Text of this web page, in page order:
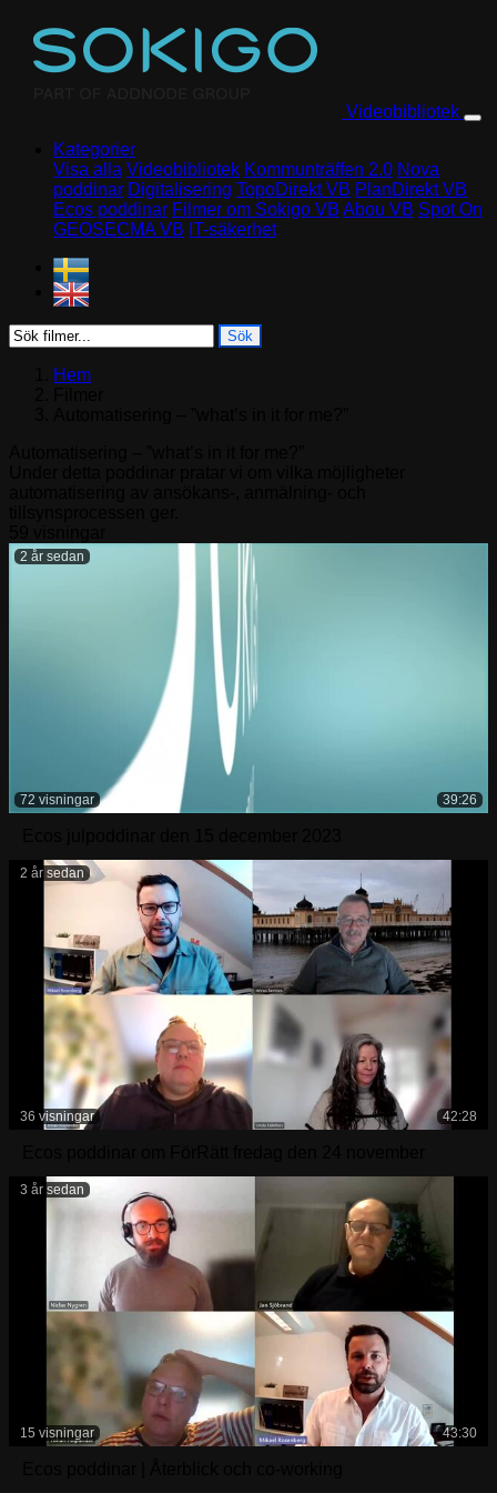
Videobibliotek
Kategorier
Visa alla Videobibliotek Kommunträffen 2.0 Nova
poddinar Digitalisering TopoDirekt VB PlanDirekt VB
Ecos poddinar Filmer om Sokigo VB Abou VB Spot On
GEOSECMA VB IT-säkerhet
Sök
Hem
39:26
72 visningar
2 år sedan
42:28
36 visningar
2 år sedan
43:30
15 visningar
3 år sedan